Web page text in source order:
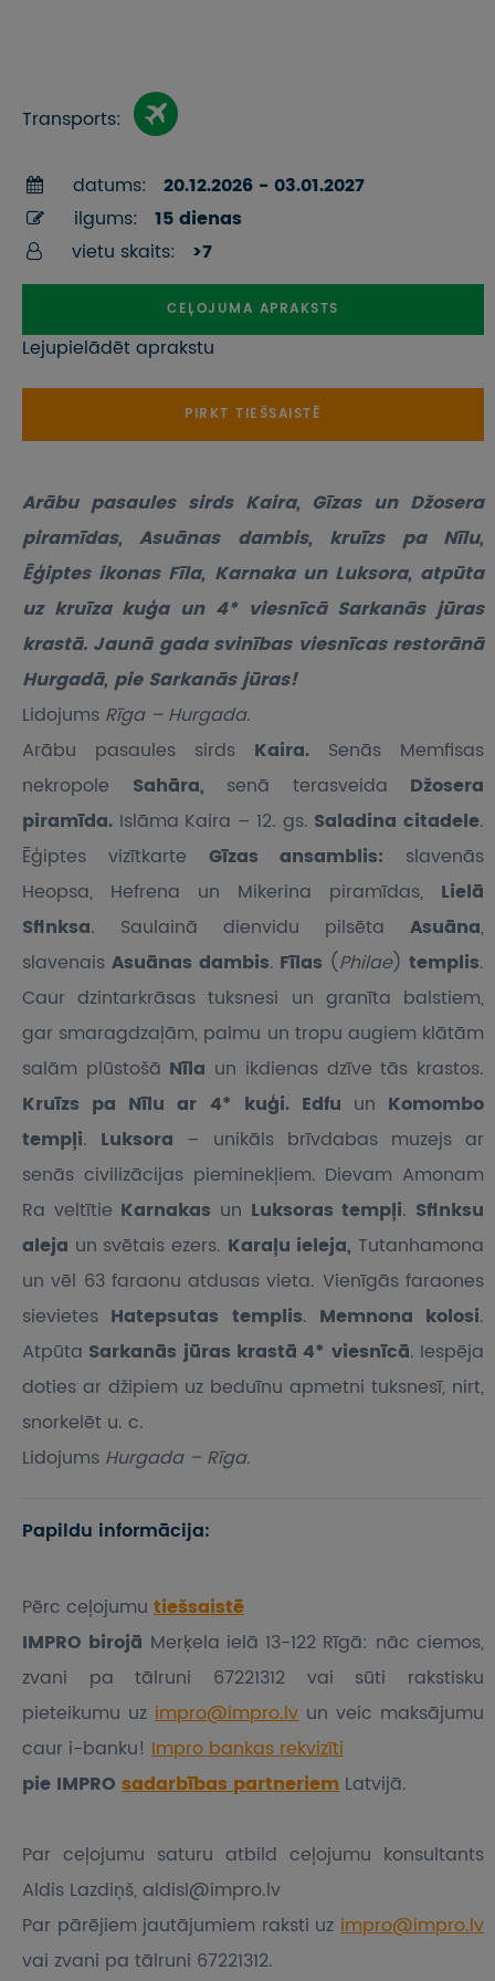
Transports:
datums:
20.12.2026 - 03.01.2027
ilgums:
15 dienas
vietu skaits:
>7
CEĻOJUMA APRAKSTS
Lejupielādēt aprakstu
PIRKT TIEŠSAISTĒ
Arābu pasaules sirds Kaira, Gīzas un Džosera
piramīdas, Asuānas dambis, kruīzs pa Nīlu,
Ēģiptes ikonas Fīla, Karnaka un Luksora, atpūta
uz kruīza kuģa un 4* viesnīcā Sarkanās jūras
krastā. Jaunā gada svinības viesnīcas restorānā
Hurgadā, pie Sarkanās jūras!
Lidojums Rīga – Hurgada.
Arābu pasaules sirds Kaira. Senās Memfisas
nekropole Sahāra, senā terasveida Džosera
piramīda. Islāma Kaira – 12. gs. Saladina citadele.
Ēģiptes vizītkarte Gīzas ansamblis: slavenās
Heopsa, Hefrena un Mikerina piramīdas, Lielā
Sfinksa. Saulainā dienvidu pilsēta Asuāna,
slavenais Asuānas dambis. Fīlas (Philae)templis.
Caur dzintarkrāsas tuksnesi un granīta balstiem,
gar smaragdzaļām, palmu un tropu augiem klātām
salām plūstošā Nīla un ikdienas dzīve tās krastos.
Kruīzs pa Nīlu ar 4* kuģi. Edfu un Komombo
tempļi. Luksora – unikāls brīvdabas muzejs ar
senās civilizācijas pieminekļiem. Dievam Amonam
Ra veltītie Karnakas un Luksoras tempļi. Sfinksu
aleja un svētais ezers. Karaļu ieleja, Tutanhamona
un vēl 63 faraonu atdusas vieta. Vienīgās faraones
sievietes Hatepsutas templis. Memnona kolosi.
Atpūta Sarkanās jūras krastā 4* viesnīcā. Iespēja
doties ar džipiem uz beduīnu apmetni tuksnesī, nirt,
snorkelēt u. c.
Lidojums Hurgada – Rīga.
Papildu informācija:
Pērc ceļojumu tiešsaistē
IMPRO birojā Merķela ielā 13-122 Rīgā: nāc ciemos,
zvani pa tālruni 67221312 vai sūti rakstisku
pieteikumu uz impro@impro.lv un veic maksājumu
caur i-banku! Impro bankas rekvizīti
pie IMPRO sadarbības partneriem Latvijā.
Par ceļojumu saturu atbild ceļojumu konsultants
Aldis Lazdiņš, aldisl@impro.lv
Par pārējiem jautājumiem raksti uz impro@impro.lv
vai zvani pa tālruni 67221312.